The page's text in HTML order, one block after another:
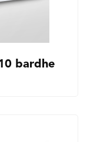
bardhe